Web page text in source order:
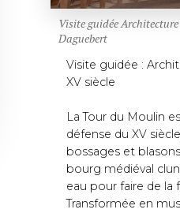
Visite guidée
Daguebert
Visite guidée :
XV siècle
La Tour du Moulin
défense du XV
bossages et
bourg médiéval
eau pour faire de la
Transformée en